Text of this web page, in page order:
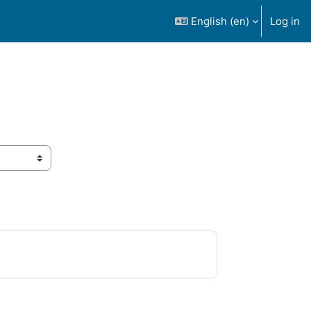
English ‎(en)‎ Log in